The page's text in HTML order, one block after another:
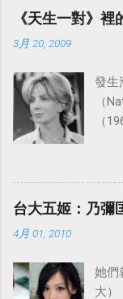
之
《天生一對》
3月 20, 2009
發生
（
（
到
台大五姬：乃彌
4月 01, 2010
她們
大）